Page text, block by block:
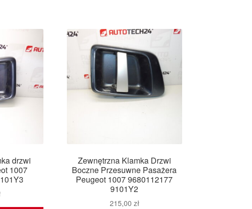
drzwi
1007
Zewnętrzna Klamka Drzwi
Boczne Przesuwne Pasażera
Peugeot 1007 9680112177
9101Y2
215,00 zł